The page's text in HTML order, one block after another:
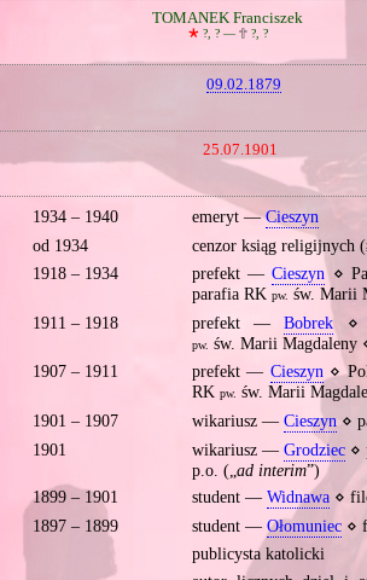
TOMANEK Franciszek
🞲 ?, ? — 🕆?, ?
09.02.1879
25.07.1901
1934 – 1940 emeryt —Cieszyn
od 1934
cenzor ksiąg religijnych (
1918 – 1934 prefekt —Cieszyn⋄
parafia RK pw. św. Marii
1911 – 1918
prefekt —Bobrek ⋄
pw. św. Marii Magdaleny
1907 – 1911
prefekt — Cieszyn⋄
RK pw. św. Marii
1901 – 1907
wikariusz — Cieszyn⋄
1901
wikariusz — Grodziec⋄
p.o. („ ad interim”)
1899 – 1901
student — Widnawa⋄
1897 – 1899
student — Ołomuniec⋄
publicysta katolicki